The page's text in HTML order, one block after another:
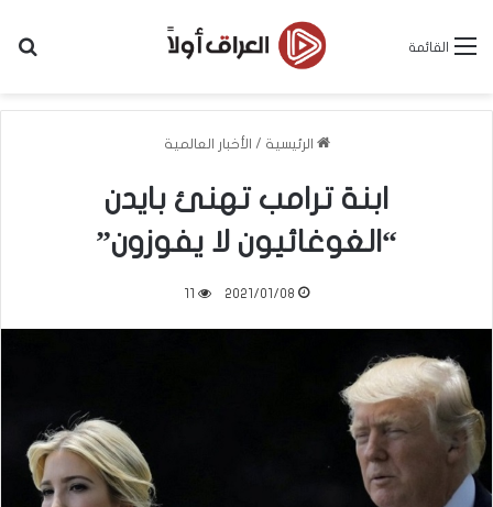
القائمة
الرئيسية / الأخبار العالمية
ابنة ترامب تهنئ بايدن
“الغوغائيون لا يفوزون”
2021/01/08
11